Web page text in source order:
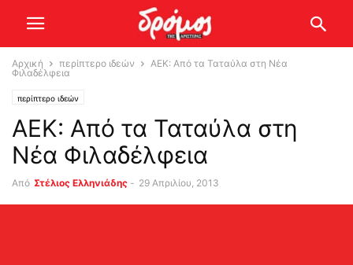
Αρχική περίπτερο ιδεών
AEK: Από τα Ταταύλα στη Νέα
Φιλαδέλφεια
περίπτερο ιδεών
AEK: Από τα Ταταύλα στη
Νέα Φιλαδέλφεια
Από Στέλιος Ελληνιάδης - 29 Απριλίου, 2013